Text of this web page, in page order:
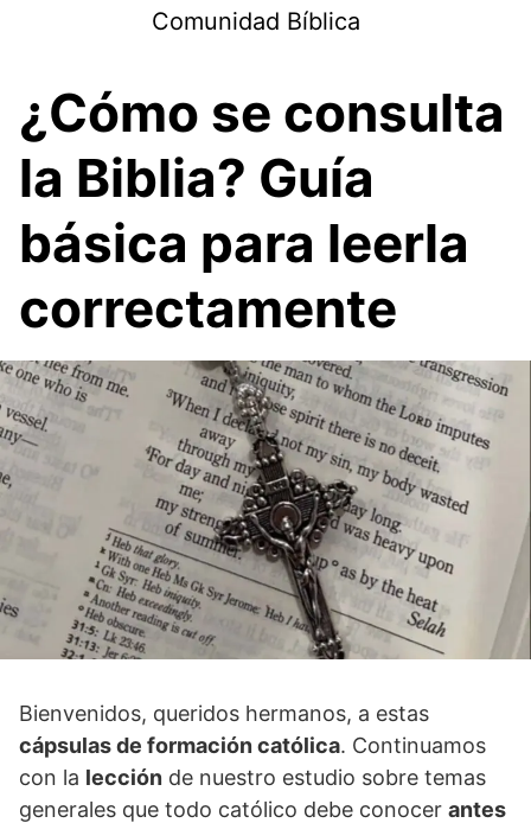
Comunidad Bíblica
¿Cómo se consulta
la Biblia? Guía
básica para leerla
correctamente
Bienvenidos, queridos hermanos, a estas
cápsulas de formación católica. Continuamos
con la lección de nuestro estudio sobre temas
generales que todo católico debe conocer antes